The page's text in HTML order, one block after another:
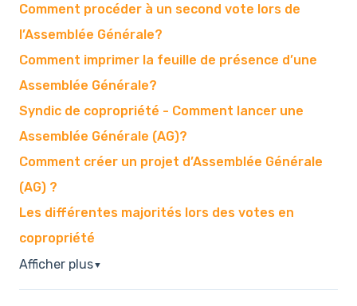
Comment procéder à un second vote lors de
l’Assemblée Générale?
Comment imprimer la feuille de présence d’une
Assemblée Générale?
Syndic de copropriété - Comment lancer une
Assemblée Générale (AG)?
Comment créer un projet d’Assemblée Générale
(AG) ?
Les différentes majorités lors des votes en
copropriété
Afficher plus▼